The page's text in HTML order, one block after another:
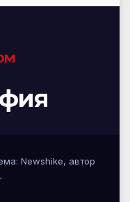
Newshike, автор